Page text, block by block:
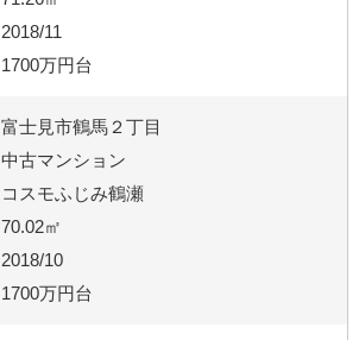
2018/11
1700万円台
富士見市鶴馬２丁目
中古マンション
コスモふじみ鶴瀬
70.02㎡
2018/10
1700万円台